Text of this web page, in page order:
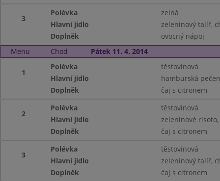
3
Polévka
zelná
Hlavní jídlo
zeleninový talíř,
Doplněk
ovocný nápoj
Menu
Chod Pátek 11. 4. 2014
1
Polévka
těstovinová
Hlavní jídlo
hamburská
Doplněk
čaj s citronem
2
Polévka
těstovinová
Hlavní jídlo
zeleninové
Doplněk
čaj s citronem
3
Polévka
těstovinová
Hlavní jídlo
zeleninový talíř,
Doplněk
čaj s citronem